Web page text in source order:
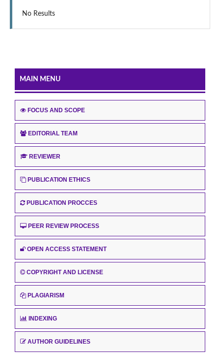
No Results
MAIN MENU
FOCUS AND SCOPE
EDITORIAL TEAM
REVIEWER
PUBLICATION ETHICS
PUBLICATION PROCCES
PEER REVIEW PROCESS
OPEN ACCESS STATEMENT
COPYRIGHT AND LICENSE
PLAGIARISM
INDEXING
AUTHOR GUIDELINES